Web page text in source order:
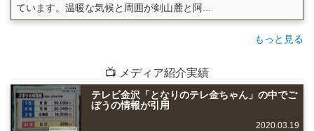
ています。温暖な気候と周囲が剣山麓と阿...
もっと見る
📺 メディア紹介実績
テレビ金沢「となりのテレ金ちゃん」の中でご
ぼうの情報が引用
2020.03.19